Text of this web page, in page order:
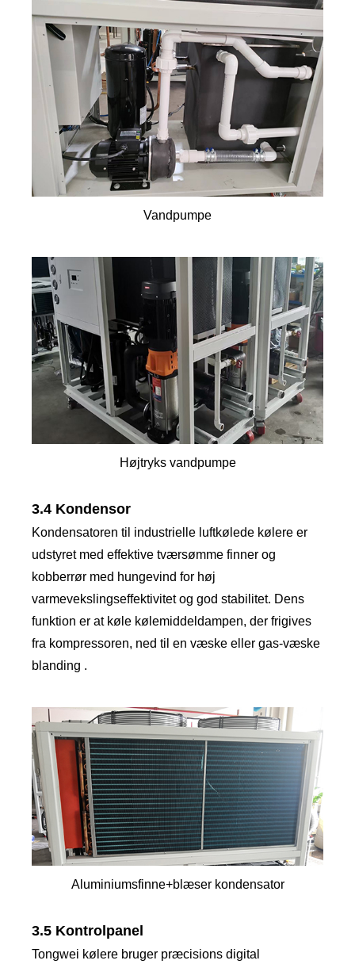
Vandpumpe
Højtryks vandpumpe
3.4 Kondensor
Kondensatoren til industrielle luftkølede kølere er
udstyret med effektive tværsømme finner og
kobberrør med hungevind for høj
varmevekslingseffektivitet og god stabilitet. Dens
funktion er at køle kølemiddeldampen, der frigives
fra kompressoren, ned til en væske eller gas-væske
blanding .
Aluminiumsfinne+blæser kondensator
3.5 Kontrolpanel
Tongwei kølere bruger præcisions digital